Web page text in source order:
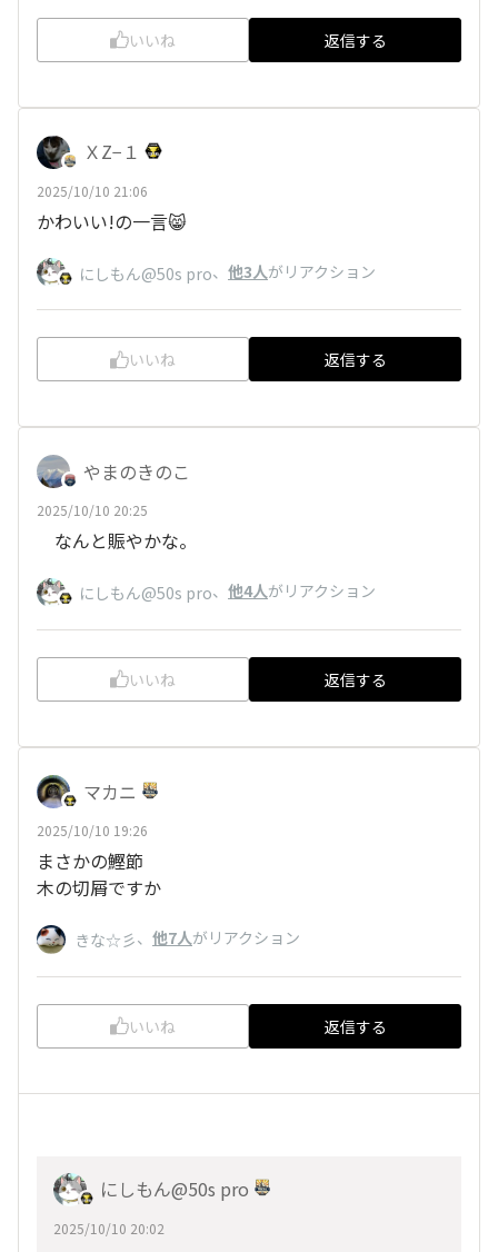
いいね 返信する
ＸZ−１
2025/10/10 21:06
かわいい!の一言😸
にしもん@50s pro、 他3人がリアクション
いいね 返信する
やまのきのこ
2025/10/10 20:25
なんと賑やかな。
にしもん@50s pro、 他4人がリアクション
いいね 返信する
マカニ
2025/10/10 19:26
まさかの鰹節
木の切屑ですか
きな☆彡、 他7人がリアクション
いいね 返信する
にしもん@50s pro
2025/10/10 20:02